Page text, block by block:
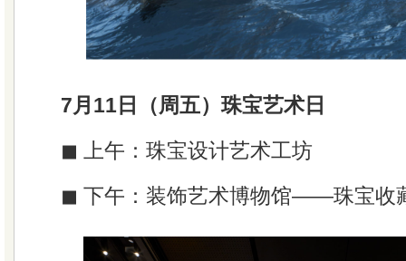
7月11日（周五）珠宝艺术日
◼ 上午：珠宝设计艺术工坊
◼ 下午：装饰艺术博物馆——珠宝收